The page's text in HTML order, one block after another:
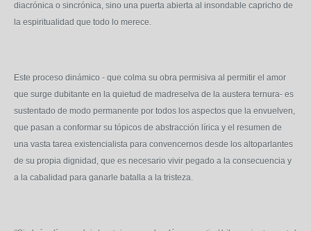
diacrónica o sincrónica, sino una puerta abierta al insondable capricho de
la espiritualidad que todo lo merece.
Este proceso dinámico - que colma su obra permisiva al permitir el amor
que surge dubitante en la quietud de madreselva de la austera ternura- es
sustentado de modo permanente por todos los aspectos que la envuelven,
que pasan a conformar su tópicos de abstracción lírica y el resumen de
una vasta tarea existencialista para convencernos desde los altoparlantes
de su propia dignidad, que es necesario vivir pegado a la consecuencia y
a la cabalidad para ganarle batalla a la tristeza.